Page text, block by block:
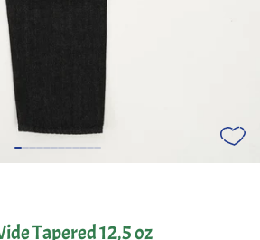
Tapered 12,5 oz